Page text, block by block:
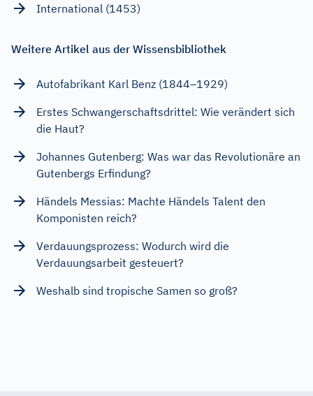
International (1453)
Weitere Artikel aus der Wissensbibliothek
Autofabrikant Karl Benz (1844–1929)
Erstes Schwangerschaftsdrittel: Wie verändert sich
die Haut?
Johannes Gutenberg: Was war das Revolutionäre an
Gutenbergs Erfindung?
Händels Messias: Machte Händels Talent den
Komponisten reich?
Verdauungsprozess: Wodurch wird die
Verdauungsarbeit gesteuert?
Weshalb sind tropische Samen so groß?